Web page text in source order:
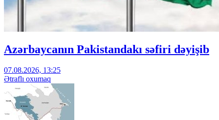
Azərbaycanın Pakistandakı səfiri dəyişib
07.08.2026, 13:25
Ətraflı oxumaq